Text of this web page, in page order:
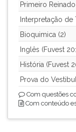
Primeiro
Interpretação de
Bioquimica (2)
Inglês (Fuvest
História (Fuvest
Prova do
Com questões
Com conteúdo